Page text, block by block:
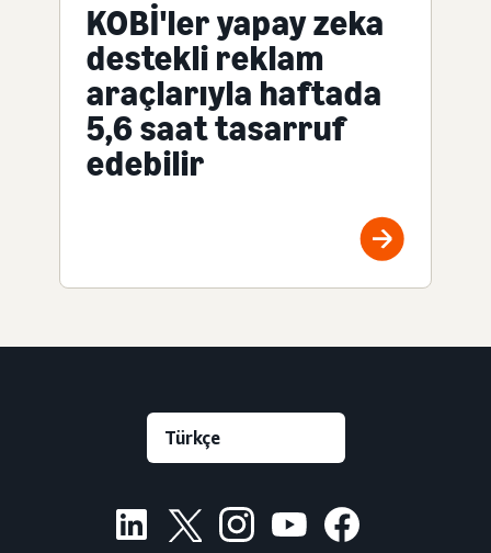
KOBİ'ler yapay zeka
destekli reklam
araçlarıyla haftada
5,6 saat tasarruf
edebilir